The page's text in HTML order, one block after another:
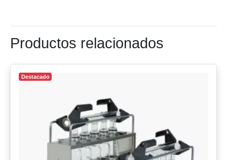
Productos relacionados
Destacado